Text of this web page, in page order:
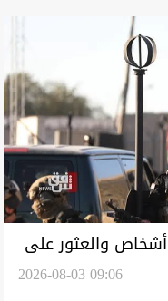
نينوى وكركوك.. مصرع وإصابة 3 أشخاص والعثور على
2026-08-03 09:06